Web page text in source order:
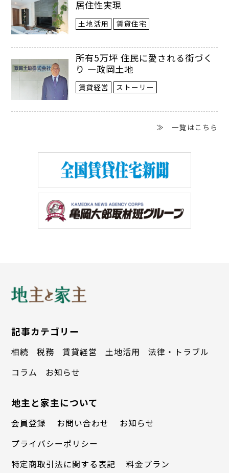
できる」と評判は上々だ。
▲床の間も有効利用
▲酒がディスプレー
された落ち着きのあ
るカウンター
長屋4テナントは、1住戸あたり1階と2
階を合わせた約90㎡。1階奥には専用の庭
も不要で、古い木造建築のため建物の固定
は年間900万円ほどになるという。
「かつては、いつかは取り壊さなければ
屋でした。しかし建て替えではなくテナン
トにコンバージョンするという選択をした
ことで、今や寺西家の貴重な収入源となっ
ています」（寺西オーナー）
居住性実現
土地活用 賃貸住宅
所有5万坪 住民に愛される街づく
り ―政岡土地
賃貸経営 ストーリー
≫ 一覧はこちら
記事カテゴリー
相続 税務 賃貸経営 土地活用
法律・トラブル
コラム
お知らせ
地主と家主について
会員登録 お問い合わせ
お知らせ
プライバシーポリシー
特定商取引法に関する表記
料金プラン